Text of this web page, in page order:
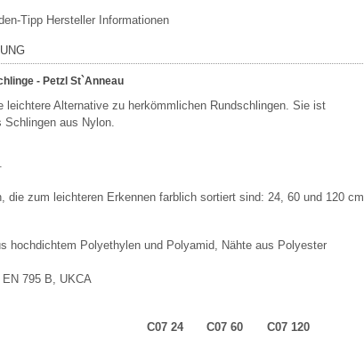
Tipp Hersteller Informationen
- Petzl St`Anneau
leichtere Alternative zu herkömmlichen Rundschlingen. Sie ist
aus Nylon.
die zum leichteren Erkennen farblich sortiert sind: 24, 60 und 120 cm.
hochdichtem Polyethylen und Polyamid, Nähte aus Polyester
795 B, UKCA
C07 24 C07 60
C07 120